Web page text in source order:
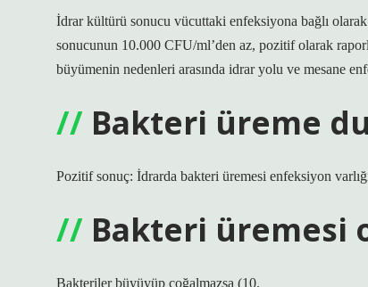
İdrar kültürü sonucu vücuttaki enfeksiyona bağlı
sonucunun 10.000 CFU/ml’den az, pozitif olarak
büyümenin nedenleri arasında idrar yolu ve mesane
Bakteri üreme
Pozitif sonuç: İdrarda bakteri üremesi enfeksiyon
Bakteri üremesi
Bakteriler büyüyüp çoğalmazsa (10.